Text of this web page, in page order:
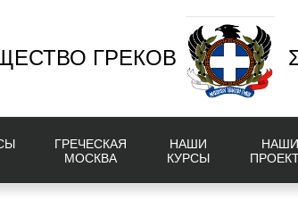
ГРЕКОВ
ГРЕЧЕСКАЯ
МОСКВА
НАШИ
КУРСЫ
НАШИ